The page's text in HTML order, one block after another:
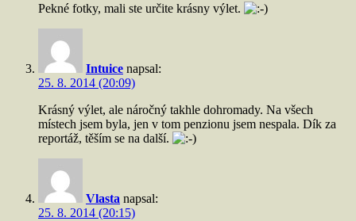
Pekné fotky, mali ste určite krásny výlet.
Intuice napsal:
25. 8. 2014 (20:09)
Krásný výlet, ale náročný takhle dohromady. Na všech
místech jsem byla, jen v tom penzionu jsem nespala. Dík za
reportáž, těším se na další.
Vlasta napsal:
25. 8. 2014 (20:15)